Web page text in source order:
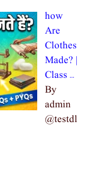
how
Are
Clothes
Made? |
Class …
By
admin
@testdl